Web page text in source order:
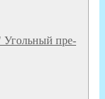
Угольный пре-